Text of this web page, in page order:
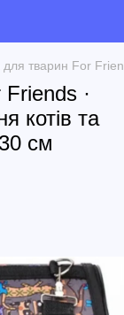
тварин For
·
котів та
см